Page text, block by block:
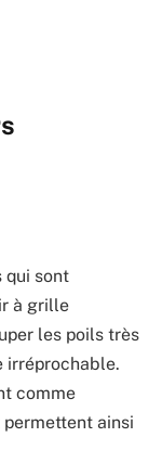
qui sont
à grille
les poils très
irréprochable.
comme
ainsi